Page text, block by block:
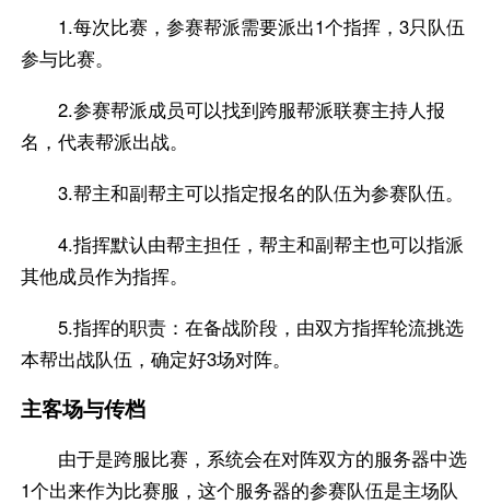
1.每次比赛，参赛帮派需要派出1个指挥，3只队伍
参与比赛。
2.参赛帮派成员可以找到跨服帮派联赛主持人报
名，代表帮派出战。
3.帮主和副帮主可以指定报名的队伍为参赛队伍。
4.指挥默认由帮主担任，帮主和副帮主也可以指派
其他成员作为指挥。
5.指挥的职责：在备战阶段，由双方指挥轮流挑选
本帮出战队伍，确定好3场对阵。
主客场与传档
由于是跨服比赛，系统会在对阵双方的服务器中选
1个出来作为比赛服，这个服务器的参赛队伍是主场队